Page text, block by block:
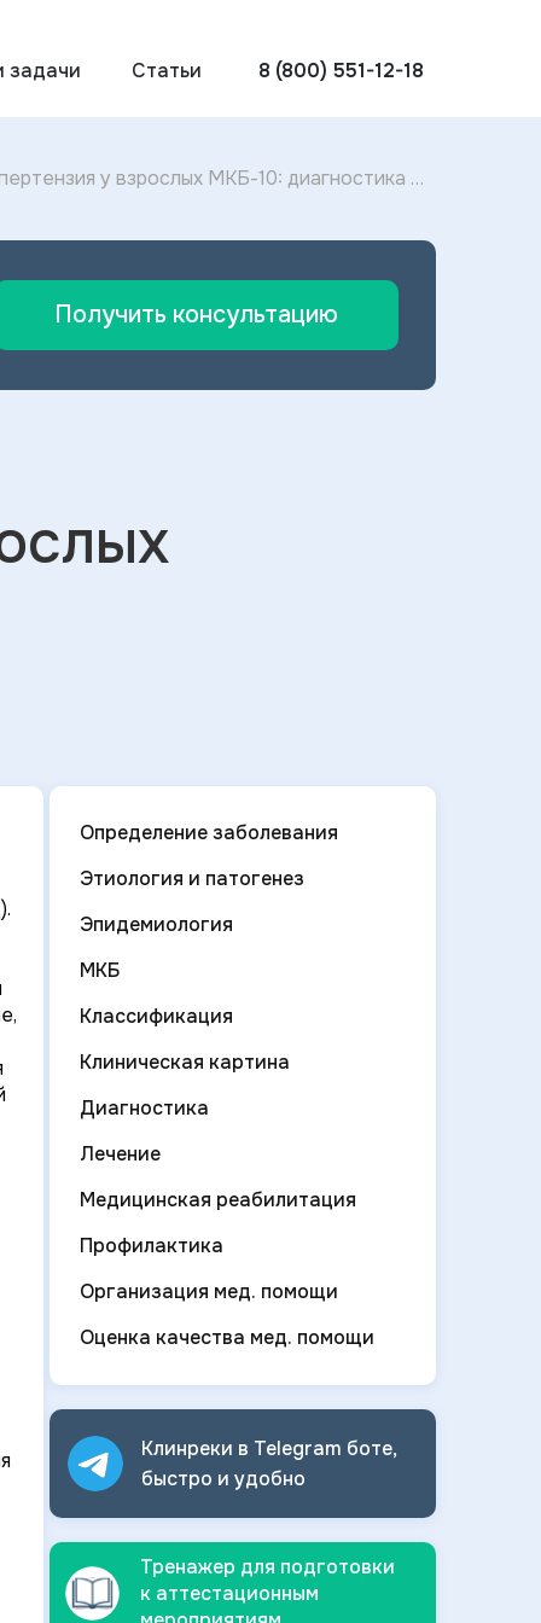
задачи Статьи 8 (800) 551-12-18
у взрослых МКБ-10: диагностика и
Получить консультацию
Определение заболевания
Этиология и патогенез
Эпидемиология
МКБ
Классификация
Клиническая картина
Диагностика
Лечение
Медицинская реабилитация
Профилактика
Организация мед. помощи
Оценка качества мед. помощи
Клинреки в Telegram боте,
быстро и удобно
Тренажер для подготовки
к аттестационным